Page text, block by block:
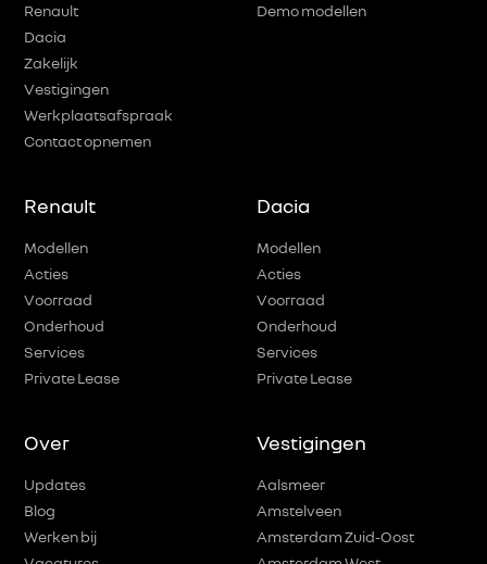
Renault
Dacia
Zakelijk
Vestigingen
Werkplaatsafspraak
Contact opnemen
Demo modellen
Renault
Modellen
Acties
Voorraad
Onderhoud
Services
Private Lease
Dacia
Modellen
Acties
Voorraad
Onderhoud
Services
Private Lease
Over
Updates
Blog
Werken bij
Vestigingen
Aalsmeer
Amstelveen
Amsterdam Zuid-Oost